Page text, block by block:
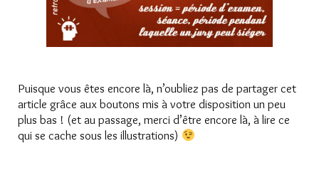
Puisque vous êtes encore là, n’oubliez pas de partager cet
article grâce aux boutons mis à votre disposition un peu
plus bas ! (et au passage, merci d’être encore là, à lire ce
qui se cache sous les illustrations)